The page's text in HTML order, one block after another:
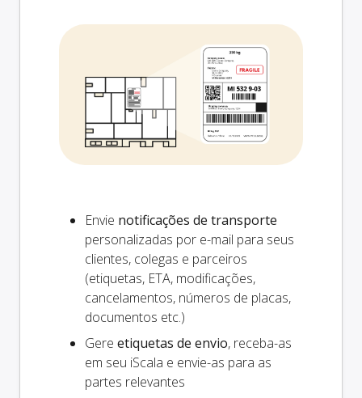
Envie notificações de transporte
personalizadas por e-mail para seus
clientes, colegas e parceiros
(etiquetas, ETA, modificações,
cancelamentos, números de placas,
documentos etc.)
Gere etiquetas de envio, receba-as
em seu iScala e envie-as para as
partes relevantes